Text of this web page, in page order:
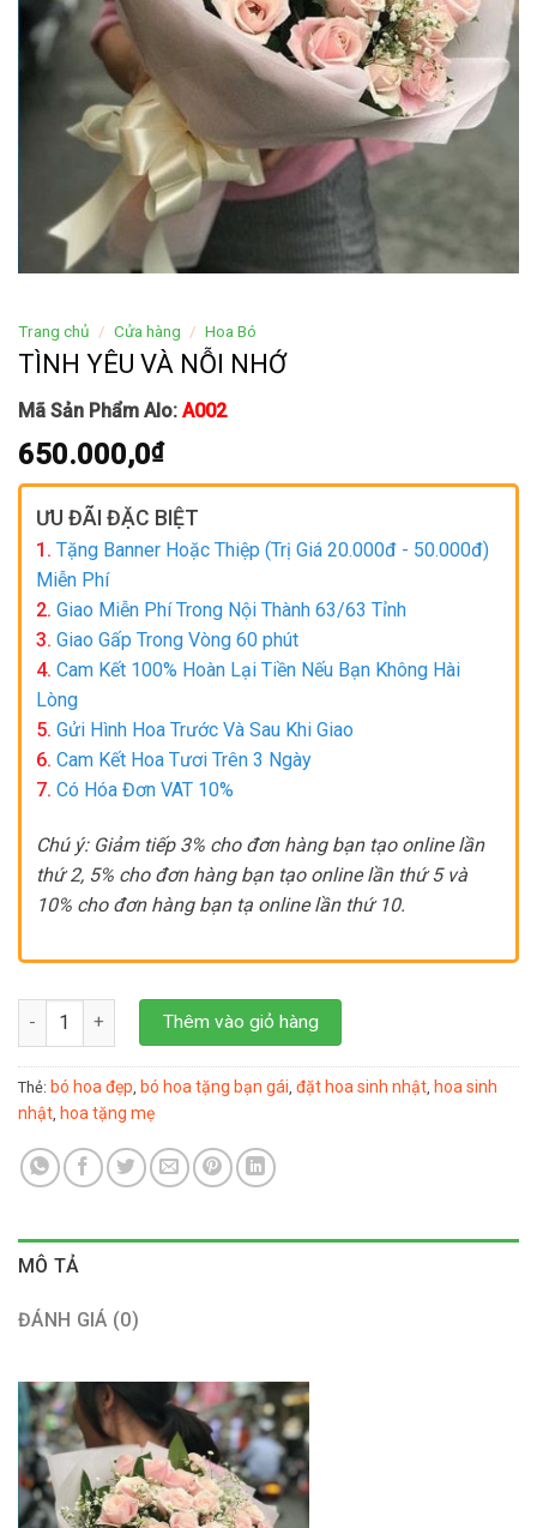
Trang chủ / Cửa hàng / Hoa Bó
TÌNH YÊU VÀ NỖI NHỚ
Mã Sản Phẩm Alo: A002
650.000,0₫
ƯU ĐÃI ĐẶC BIỆT
1. Tặng Banner Hoặc Thiệp (Trị Giá 20.000đ - 50.000đ)
Miễn Phí
2. Giao Miễn Phí Trong Nội Thành 63/63 Tỉnh
3. Giao Gấp Trong Vòng 60 phút
4. Cam Kết 100% Hoàn Lại Tiền Nếu Bạn Không Hài
Lòng
5. Gửi Hình Hoa Trước Và Sau Khi Giao
6. Cam Kết Hoa Tươi Trên 3 Ngày
7. Có Hóa Đơn VAT 10%
Chú ý: Giảm tiếp 3% cho đơn hàng bạn tạo online lần
thứ 2, 5% cho đơn hàng bạn tạo online lần thứ 5 và
10% cho đơn hàng bạn tạ online lần thứ 10.
TÌNH YÊU VÀ NỖI NHỚ số lượng
Thêm vào giỏ hàng
Thẻ: bó hoa đẹp, bó hoa tặng bạn gái, đặt hoa sinh nhật, hoa sinh
nhật, hoa tặng mẹ
MÔ TẢ
ĐÁNH GIÁ (0)